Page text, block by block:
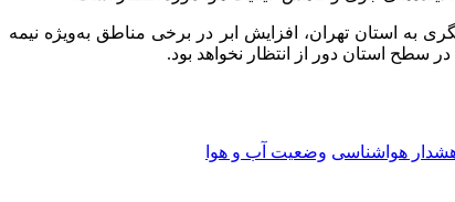
تصریح کرد: از بعدازظهر روز یکشنبه (۷ دی‌) با نفوذ سامانه بارشی دیگری به استان تهران، افزایش ابر در برخی مناطق به‌ویژه نیمه
استان دور از انتظار نخواهد بود.
هواشناسی وضعیت آب و هوا